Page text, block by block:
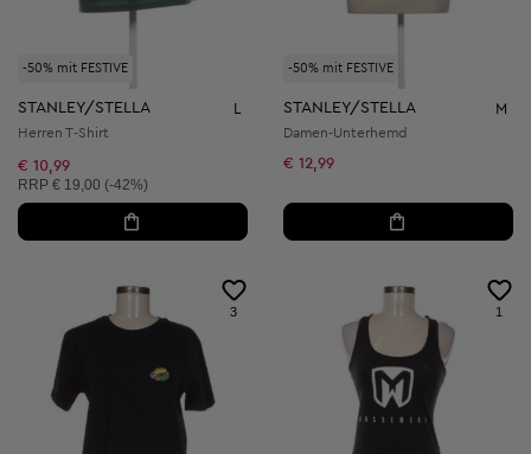
-50% mit FESTIVE
STANLEY/STELLA L
Herren T-Shirt
€ 10,99
Unverbindliche Preisempfehlung:
RRP € 19,00 (-42%)
-50% mit FESTIVE
STANLEY/STELLA M
Damen-Unterhemd
€ 12,99
3 1